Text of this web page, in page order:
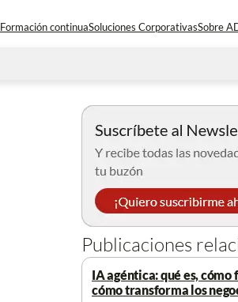
Formación continuaSoluciones CorporativasSobre
Publicaciones
IA agéntica: qué es, cómo
cómo transforma los